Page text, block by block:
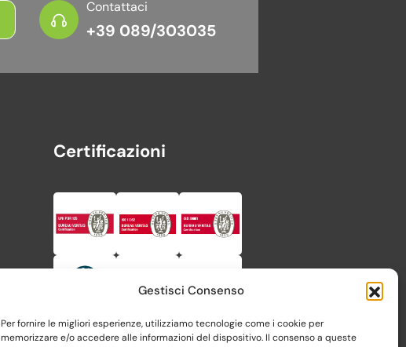
Gestisci Consenso
Per fornire le migliori esperienze, utilizziamo tecnologie come i cookie per
memorizzare e/o accedere alle informazioni del dispositivo. Il consenso a queste
Contattaci
+39 089/303035
Certificazioni